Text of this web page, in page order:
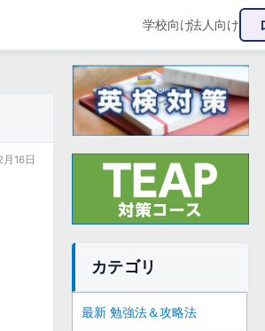
学校向け|法人向け
16日
カテゴリ
最新 勉強法＆攻略法